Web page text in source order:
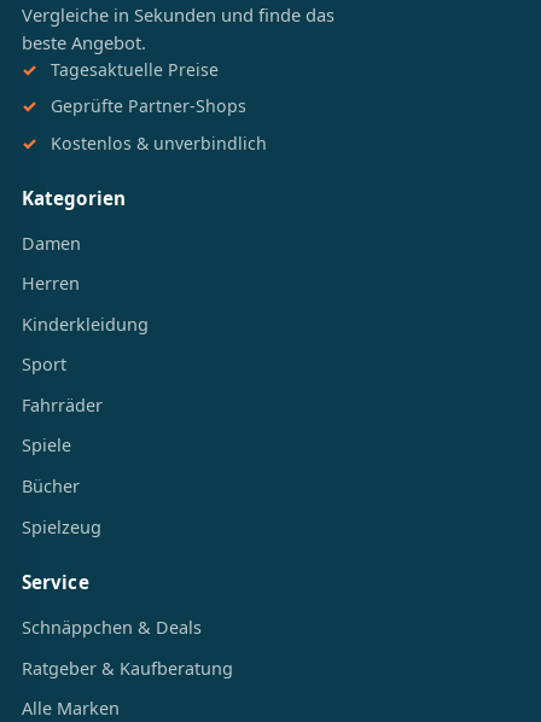
Vergleiche in Sekunden und finde das
beste Angebot.
Tagesaktuelle Preise
Geprüfte Partner-Shops
Kostenlos & unverbindlich
Kategorien
Damen
Herren
Kinderkleidung
Sport
Fahrräder
Spiele
Bücher
Spielzeug
Service
Schnäppchen & Deals
Ratgeber & Kaufberatung
Alle Marken